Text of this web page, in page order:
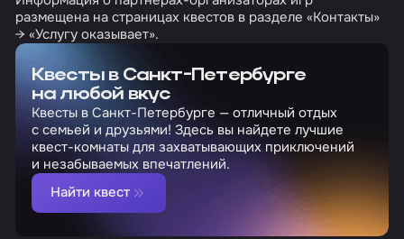
размещена на страницах квестов в разделе «Контакты»
→ «Услугу оказывает».
Квесты в Санкт-Петербурге
на любой вкус
Квесты в Санкт-Петербурге — отличный отдых
с семьей и друзьями! Здесь вы найдете лучшие
квест-комнаты для захватывающих приключений
и незабываемых впечатлений.
Найти квест